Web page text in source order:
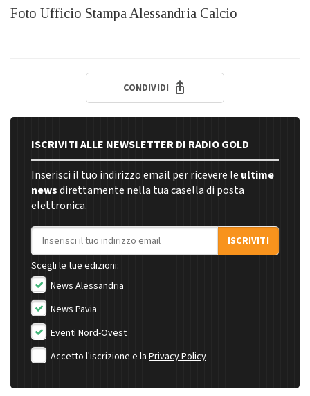
Foto Ufficio Stampa Alessandria Calcio
CONDIVIDI
ISCRIVITI ALLE NEWSLETTER DI RADIO GOLD
Inserisci il tuo indirizzo email per ricevere le ultime
newsdirettamente nella tua casella di posta
elettronica.
Indirizzo email
ISCRIVITI
Scegli le tue edizioni:
News Alessandria
News Pavia
Eventi Nord-Ovest
Accetto l'iscrizione e la Privacy Policy